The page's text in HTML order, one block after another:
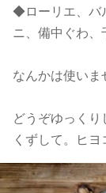
◆ローリエ、バ
ニ、備中ぐわ、
なんかは使いま
どうぞゆっく
くずして。ヒヨ